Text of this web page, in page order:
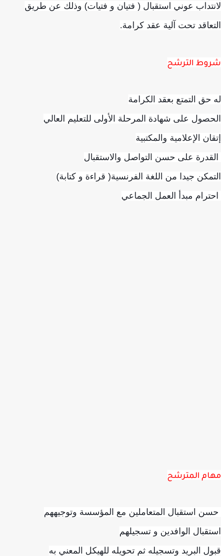
عوني استقبال ( فتيان و فتيات) وذلك عن طريق
تحت آلية عقد كرامة.
الترشح
التمتع بعقد الكرامة
على شهادة المرحلة الأولى للتعليم العالي
الإعلامية والمكتبية
على حسن التواصل والاستقبال
جيدا من اللغة الفرنسية( قراءة و كتابة)
مبدأ العمل الجماعي
المترشح
استقبال المتعاملين مع المؤسسة وتوجيههم
الوافدين و تسجيلهم
البريد وتسجيله ثم تحويله للهيكل المعني به